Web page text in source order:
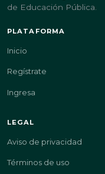
de Educación Pública.
PLATAFORMA
Inicio
Regístrate
Ingresa
LEGAL
Aviso de privacidad
Términos de uso